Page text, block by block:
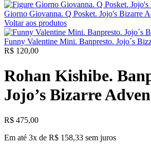
Giorno Giovanna. Q Posket. Jojo's Bizarre
Voltar aos produtos
Funny Valentine Mini. Banpresto. Jojo´s
R$ 120,00
Rohan Kishibe.
Jojo’s Bizarre
R$ 475,00
Em até 3x de R$ 158,33 sem juros